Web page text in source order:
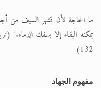
ما الحاجة لأن تشهر السيف من
132)
مفهوم الجهاد